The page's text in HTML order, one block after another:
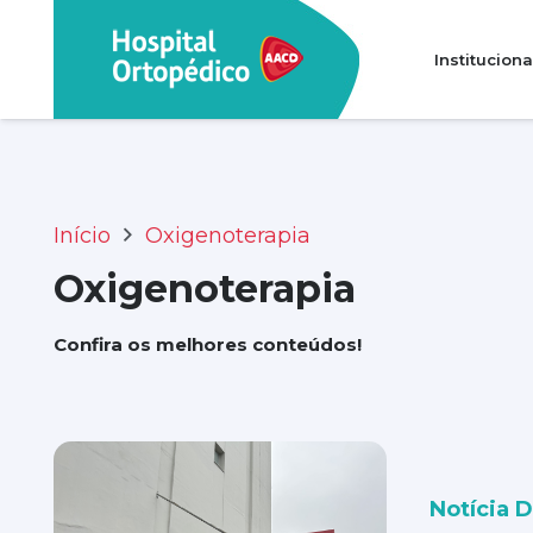
Início Oxigenoterapia
Oxigenoterapia
Confira os melhores conteúdos!
Notícia